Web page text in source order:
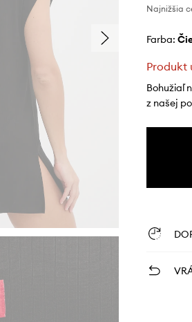
Najnižšia
Farba:
Produkt
Bohužiaľ
z našej